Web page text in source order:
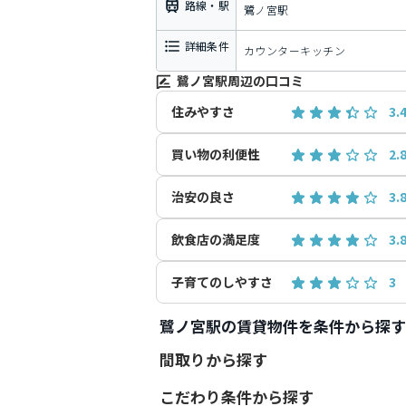
路線・駅 鷺ノ宮駅
詳細条件 カウンターキッチン
鷺ノ宮駅周辺の口コミ
住みやすさ
3.4
買い物の利便性 2.8
治安の良さ 3.8
飲食店の満足度 3.8
子育てのしやすさ 3
鷺ノ宮駅の賃貸物件を条件から探す
間取りから探す
こだわり条件から探す